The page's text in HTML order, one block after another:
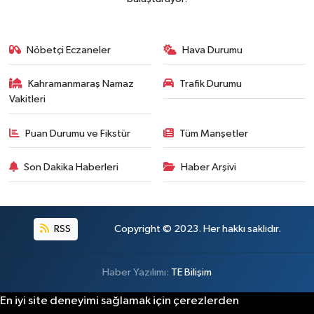
Nöbetçi Eczaneler Hava Durumu
Kahramanmaraş Namaz
Vakitleri
Trafik Durumu
Puan Durumu ve Fikstür Tüm Manşetler
Son Dakika Haberleri Haber Arşivi
RSS Copyright © 2023. Her hakkı saklıdır.
Haber Yazılımı: TE Bilişim
En iyi site deneyimi sağlamak için çerezlerden